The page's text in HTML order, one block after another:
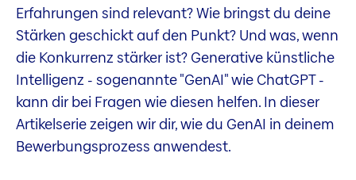
Erfahrungen sind relevant? Wie bringst du deine
Stärken geschickt auf den Punkt? Und was, wenn
die Konkurrenz stärker ist? Generative künstliche
Intelligenz - sogenannte "GenAI" wie ChatGPT -
kann dir bei Fragen wie diesen helfen. In dieser
Artikelserie zeigen wir dir, wie du GenAI in deinem
Bewerbungsprozess anwendest.